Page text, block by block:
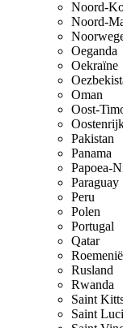
Noord-
Noord-
Oeganda
Oekraïne
Oman
Oost-
Pakistan
Panama
Papoea-
Paraguay
Peru
Polen
Portugal
Qatar
Roemenië
Rusland
Rwanda
Saint
Saint